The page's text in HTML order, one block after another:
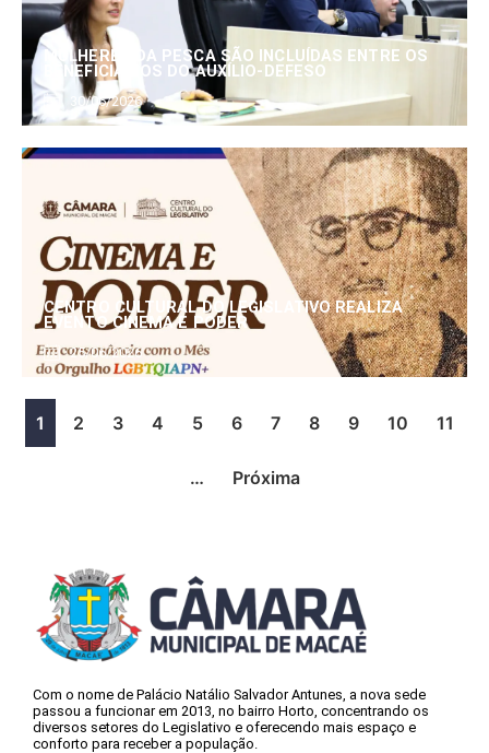
MULHERES DA PESCA SÃO INCLUÍDAS ENTRE OS
BENEFICIÁRIOS DO AUXÍLIO-DEFESO
30/06/2026
CENTRO CULTURAL DO LEGISLATIVO REALIZA
EVENTO CINEMA E PODER
25/06/2026
1 2 3 4 5 6 7 8 9 10 11
… Próxima
Com o nome de Palácio Natálio Salvador Antunes, a nova sede
passou a funcionar em 2013, no bairro Horto, concentrando os
diversos setores do Legislativo e oferecendo mais espaço e
conforto para receber a população.